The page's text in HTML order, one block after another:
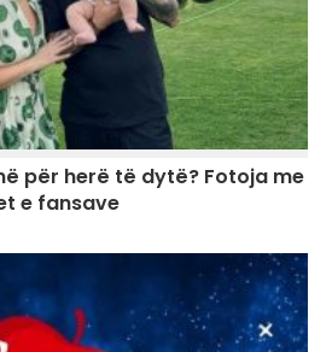
për herë të dytë? Fotoja me
e fansave